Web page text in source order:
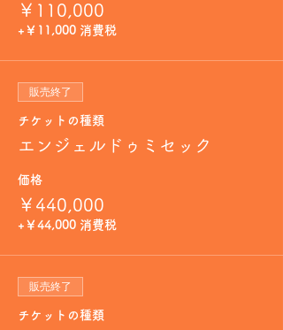
￥110,000
+￥11,000 消費税
販売終了
チケットの種類
エンジェルドゥミセック
価格
￥440,000
+￥44,000 消費税
販売終了
チケットの種類